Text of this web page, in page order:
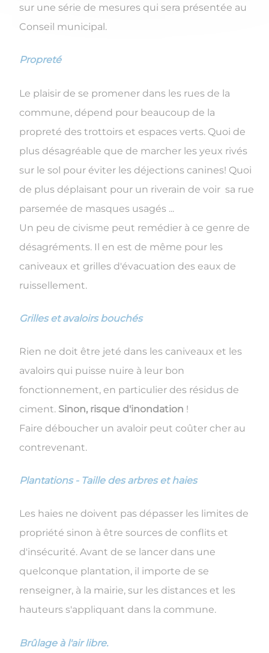
sur une série de mesures qui sera présentée au
Conseil municipal.
Propreté
Le plaisir de se promener dans les rues de la
commune, dépend pour beaucoup de la
propreté des trottoirs et espaces verts. Quoi de
plus désagréable que de marcher les yeux rivés
sur le sol pour éviter les déjections canines! Quoi
de plus déplaisant pour un riverain de voir sa rue
parsemée de masques usagés ...
Un peu de civisme peut remédier à ce genre de
désagréments. Il en est de même pour les
caniveaux et grilles d'évacuation des eaux de
ruissellement.
Grilles et avaloirs bouchés
Rien ne doit être jeté dans les caniveaux et les
avaloirs qui puisse nuire à leur bon
fonctionnement, en particulier des résidus de
ciment. Sinon, risque d'inondation !
Faire déboucher un avaloir peut coûter cher au
contrevenant.
Plantations - Taille des arbres et haies
Les haies ne doivent pas dépasser les limites de
propriété sinon à être sources de conflits et
d'insécurité. Avant de se lancer dans une
quelconque plantation, il importe de se
renseigner, à la mairie, sur les distances et les
hauteurs s'appliquant dans la commune.
Brûlage à l'air libre.